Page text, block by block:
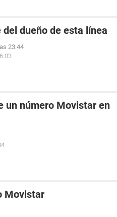
dueño de esta línea
23:44
un número Movistar en
Movistar